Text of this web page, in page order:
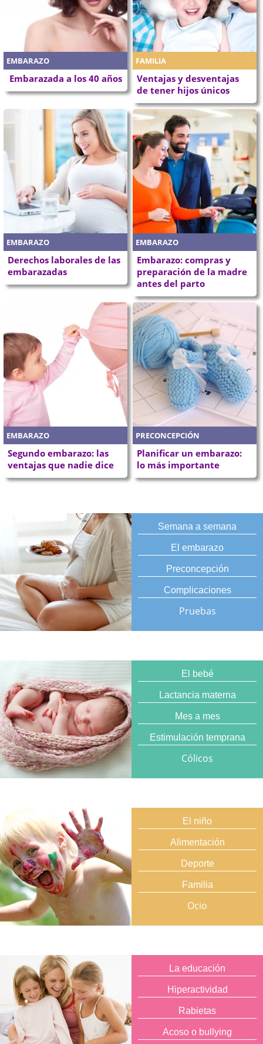
EMBARAZO
Embarazada a los 40 años
FAMILIA
Ventajas y desventajas
de tener hijos únicos
EMBARAZO
Derechos laborales de las
embarazadas
EMBARAZO
Embarazo: compras y
preparación de la madre
antes del parto
EMBARAZO
Segundo embarazo: las
ventajas que nadie dice
PRECONCEPCIÓN
Planificar un embarazo:
lo más importante
Semana a semana
El embarazo
Preconcepción
Complicaciones
Pruebas
El bebé
Lactancia materna
Mes a mes
Estimulación temprana
Cólicos
El niño
Alimentación
Deporte
Familia
Ocio
La educación
Hiperactividad
Rabietas
Acoso o bullying